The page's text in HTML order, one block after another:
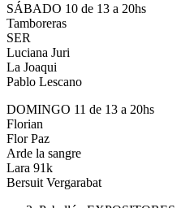
SÁBADO 10 de 13 a 20hs
Tamboreras
SER
Luciana Juri
La Joaqui
Pablo Lescano
DOMINGO 11 de 13 a 20hs
Florian
Flor Paz
Arde la sangre
Lara 91k
Bersuit Vergarabat